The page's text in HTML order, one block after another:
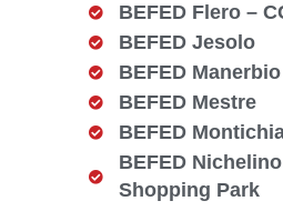
BEFED Flero –
BEFED Jesolo
BEFED Manerbio
BEFED Mestre
BEFED
BEFED
Shopping Park